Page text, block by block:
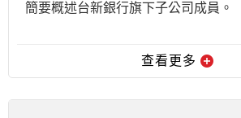
簡要概述台新銀行旗下子公司成員。
查看更多